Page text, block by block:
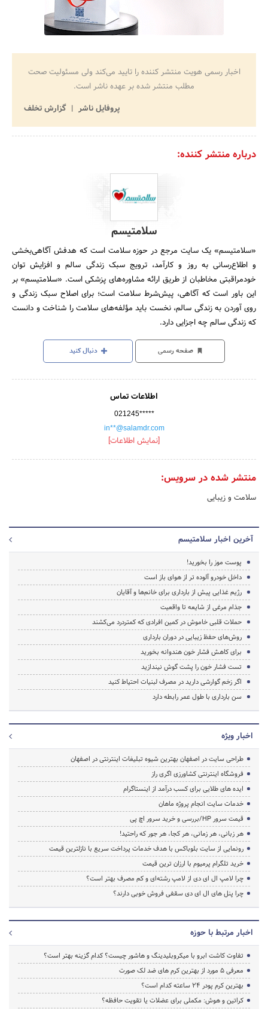
اخبار رسمی هویت منتشر کننده را تایید می‌کند ولی مسئولیت صحت
مطلب منتشر شده بر عهده ناشر است.
پروفایل ناشر
گزارش تخلف
درباره منتشر کننده:
سلامتیسم
«سلامتیسم» یک سایت مرجع در حوزه سلامت است که هدفش آگاهی‌بخشی
و اطلاع‌رسانی به روز و کارآمد، ترویج سبک زندگی سالم و افزایش توان
خودمراقبتی مخاطبان از طریق ارائه مشاوره‌های پزشکی است. «سلامتیسم» بر
این باور است که آگاهی، پیش‌شرط سلامت است؛ برای اصلاح سبک زندگی و
روی آوردن به زندگی سالم، نخست باید مؤلفه‌های سلامت را شناخت و دانست
که زندگی سالم چه اجزایی دارد.
صفحه رسمی دنبال کنید
اطلاعات تماس
021245*****
in**@salamdr.com
[نمایش اطلاعات]
منتشر شده در سرویس:
سلامت و زیبایی
آخرین اخبار سلامتیسم
پوست موز را بخورید!
داخل خودرو آلوده‌ تر از هوای باز است
رژیم غذایی پیش از بارداری برای خانم‌ها و آقایان
جذام مرغی از شایعه تا واقعیت
حملات قلبی خاموش در کمین افرادی که کمتردرد می‌کشند
روش‌های حفظ زیبایی در دوران بارداری
برای کاهش فشار خون هندوانه بخورید
تست‌ فشار خون را پشت گوش نیندازید
اگر زخم گوارشی دارید در مصرف لبنیات احتیاط کنید
سن بارداری با طول عمر رابطه دارد
اخبار ویژه
طراحی سایت در اصفهان بهترین شیوه تبلیغات اینترنتی در اصفهان
فروشگاه اینترنتی کشاورزی اگری راز
ایده های طلایی برای کسب درآمد از اینستاگرام
خدمات سایت انجام پروژه ماهان
قیمت سرور HP/بررسی و خرید سرور اچ پی
هر زبانی، هر زمانی، هر کجا، هر جور که راحتید!
رونمایی از سایت بلوباکس با هدف خدمات پرداخت سریع با نازلترین قیمت
خرید تلگرام پرمیوم با ارزان ترین قیمت
چرا لامپ ال ای دی از لامپ رشته‌ای و کم مصرف بهتر است؟
چرا پنل های ال ای دی سقفی فروش خوبی دارند؟
اخبار مرتبط با حوزه
تفاوت کاشت ابرو با میکروبلیدینگ و هاشور چیست؟ کدام گزینه بهتر است؟
معرفی 5 مورد از بهترین کرم های ضد لک صورت
بهترین کرم پودر 24 ساعته کدام است؟
کراتین و هوش: مکملی برای عضلات یا تقویت حافظه؟